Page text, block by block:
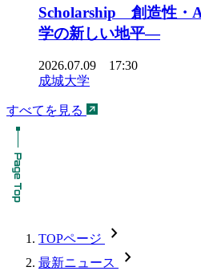
Scholarship 創造性・
学の新しい地平―
2026.07.09 17:30
成城大学
すべてを見る
TOPページ chevron_forward
最新ニュース chevron_forward